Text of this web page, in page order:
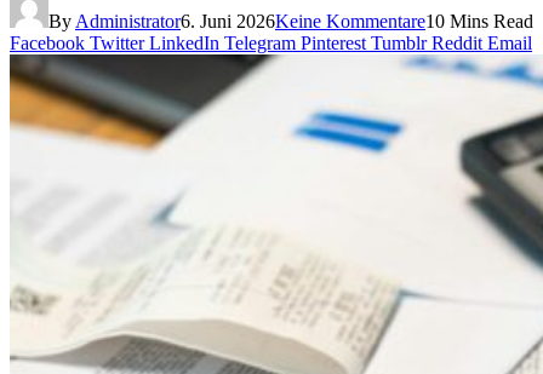
By Administrator6. Juni 2026Keine Kommentare10 Mins Read
Facebook Twitter LinkedIn Telegram Pinterest Tumblr Reddit Email